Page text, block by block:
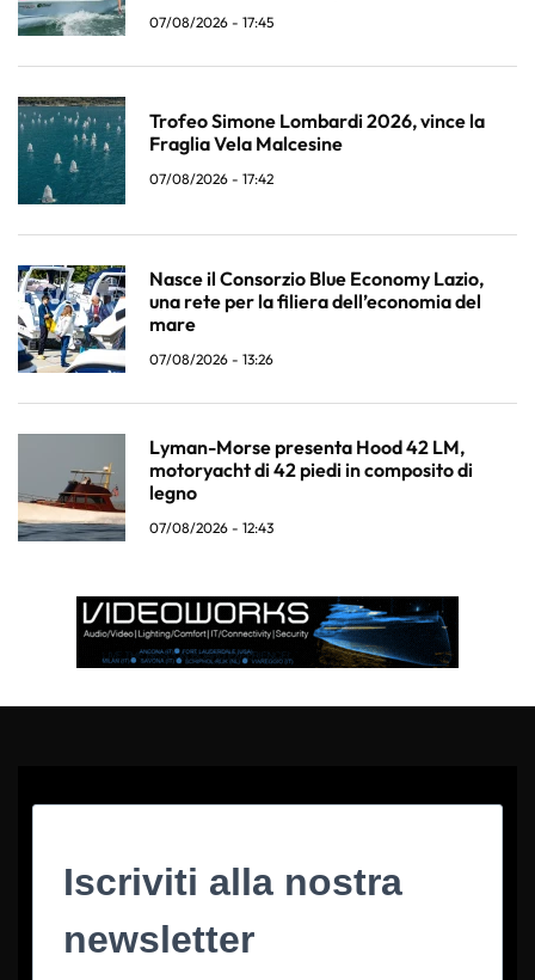
07/08/2026 - 17:45
Trofeo Simone Lombardi 2026, vince la
Fraglia Vela Malcesine
07/08/2026 - 17:42
Nasce il Consorzio Blue Economy Lazio,
una rete per la filiera dell’economia del
mare
07/08/2026 - 13:26
Lyman-Morse presenta Hood 42 LM,
motoryacht di 42 piedi in composito di
legno
07/08/2026 - 12:43
Iscriviti alla nostra
newsletter